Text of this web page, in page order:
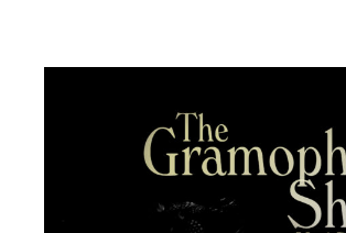
Il Gerolamo
Contatti